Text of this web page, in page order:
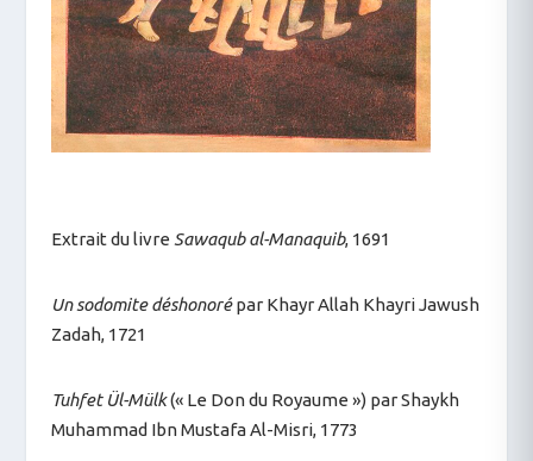
Extrait du livre Sawaqub al-Manaquib, 1691
Un sodomite déshonorépar Khayr Allah Khayri Jawush
Zadah, 1721
Tuhfet Ül-Mülk(« Le Don du Royaume ») par Shaykh
Muhammad Ibn Mustafa Al-Misri, 1773